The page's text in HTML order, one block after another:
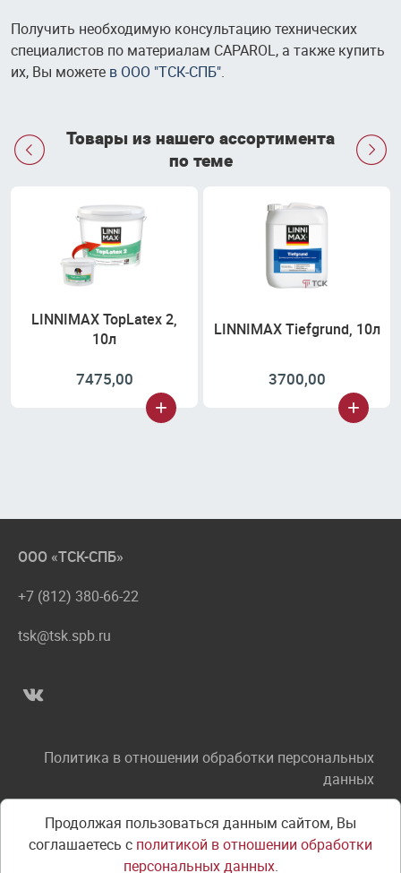
Получить необходимую консультацию технических
специалистов по материалам CAPAROL, а также купить
их, Вы можете в ООО "ТСК-СПБ".

Товары из нашего ассортимента
по теме

LINNIMAX TopLatex 2,
10л
7475,00
LINNIMAX Tiefgrund, 10л
3700,00
ООО «ТСК-СПБ»
+7 (812) 380-66-22
tsk@tsk.spb.ru
Политика в отношении обработки персональных
данных
Соглашение об использовании сайта
Правила оплаты
Продолжая пользоваться данным сайтом, Вы
соглашаетесь с политикой в отношении обработки
персональных данных.